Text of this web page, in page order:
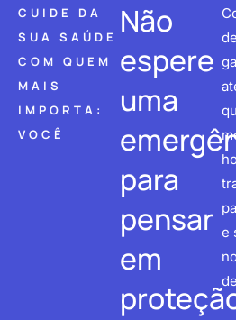
CUIDE DA
SUA SAÚDE
COM QUEM
MAIS
IMPORTA:
VOCÊ
Não
espere
uma
para
pensar
em
e